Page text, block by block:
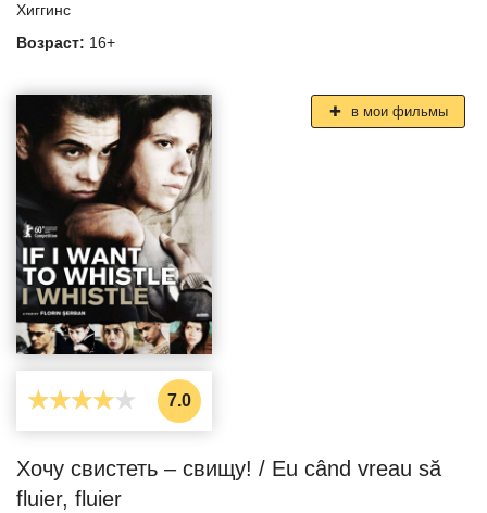
Хиггинс
Возраст: 16+
7.0
Хочу свистеть – свищу! / Eu când vreau să
fluier, fluier
в мои фильмы